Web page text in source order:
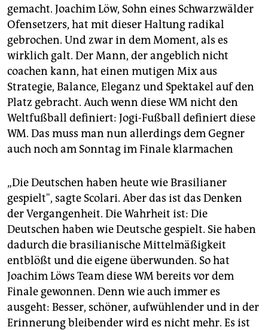
gemacht. Joachim Löw, Sohn eines Schwarzwälder
Ofensetzers, hat mit dieser Haltung radikal
gebrochen. Und zwar in dem Moment, als es
wirklich galt. Der Mann, der angeblich nicht
coachen kann, hat einen mutigen Mix aus
Strategie, Balance, Eleganz und Spektakel auf den
Platz gebracht. Auch wenn diese WM nicht den
Weltfußball definiert: Jogi-Fußball definiert diese
WM. Das muss man nun allerdings dem Gegner
auch noch am Sonntag im Finale klarmachen
„Die Deutschen haben heute wie Brasilianer
gespielt", sagte Scolari. Aber das ist das Denken
der Vergangenheit. Die Wahrheit ist: Die
Deutschen haben wie Deutsche gespielt. Sie haben
dadurch die brasilianische Mittelmäßigkeit
entblößt und die eigene überwunden. So hat
Joachim Löws Team diese WM bereits vor dem
Finale gewonnen. Denn wie auch immer es
ausgeht: Besser, schöner, aufwühlender und in der
Erinnerung bleibender wird es nicht mehr. Es ist